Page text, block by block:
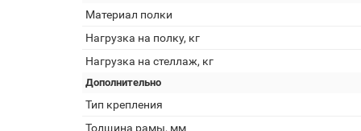
Материал полки
Нагрузка на полку, кг
Нагрузка на стеллаж, кг
Дополнительно
Тип крепления
Толщина рамы, мм